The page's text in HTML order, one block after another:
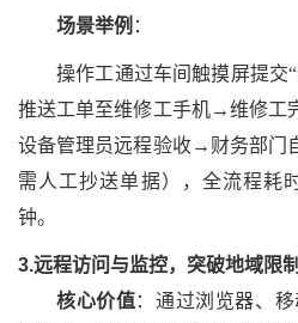
场景举例 ：
操作工通过车间触摸屏提交
推送工单至维修工手机→维修工
设备管理员远程验收→财务部门
需人工抄送单据），全流程耗
钟。
3.远程访问与监控，突破地域限制
核心价值：通过浏览器、